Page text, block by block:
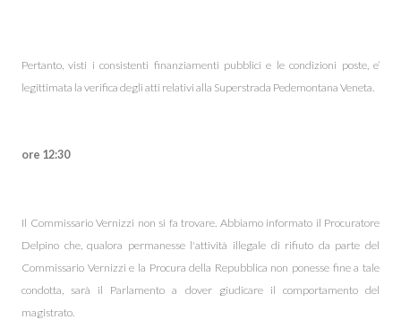
Pertanto, visti i consistenti finanziamenti pubblici e le condizioni poste, e’
legittimata la verifica degli atti relativi alla Superstrada Pedemontana Veneta.
ore 12:30
Il Commissario Vernizzi non si fa trovare. Abbiamo informato il Procuratore
Delpino che, qualora permanesse l'attività illegale di rifiuto da parte del
Commissario Vernizzi e la Procura della Repubblica non ponesse fine a tale
condotta, sarà il Parlamento a dover giudicare il comportamento del
magistrato.